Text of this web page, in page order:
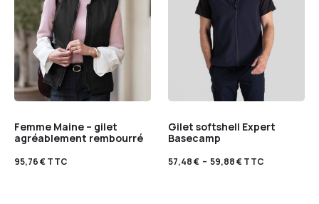
Femme Maine – gilet
agréablement rembourré
95,76€TTC
Gilet softshell Expert
Basecamp
57,48€ – 59,88€TTC